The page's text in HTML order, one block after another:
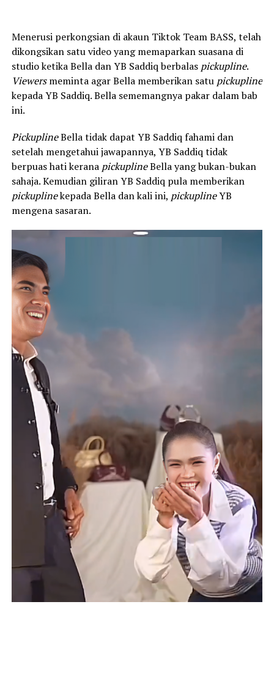
Menerusi perkongsian di akaun Tiktok Team BASS, telah
dikongsikan satu video yang memaparkan suasana di
studio ketika Bella dan YB Saddiq berbalas pickupline.
Viewersmeminta agar Bella memberikan satu pickupline
kepada YB Saddiq. Bella sememangnya pakar dalam bab
ini.
PickuplineBella tidak dapat YB Saddiq fahami dan
setelah mengetahui jawapannya, YB Saddiq tidak
berpuas hati kerana pickuplineBella yang bukan-bukan
sahaja. Kemudian giliran YB Saddiq pula memberikan
pickuplinekepada Bella dan kali ini, pickuplineYB
mengena sasaran.